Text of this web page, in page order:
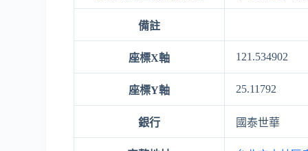
備註
座標X軸 121.534902
座標Y軸 25.11792
銀行 國泰世華